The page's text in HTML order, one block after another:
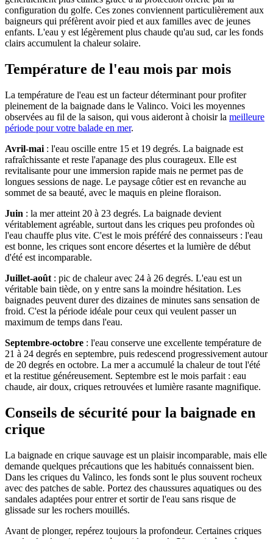
configuration du golfe. Ces zones conviennent particulièrement aux
baigneurs qui préfèrent avoir pied et aux familles avec de jeunes
enfants. L'eau y est légèrement plus chaude qu'au sud, car les fonds
clairs accumulent la chaleur solaire.
Température de l'eau mois par mois
La température de l'eau est un facteur déterminant pour profiter
pleinement de la baignade dans le Valinco. Voici les moyennes
observées au fil de la saison, qui vous aideront à choisir la meilleure
période pour votre balade en mer.
Avril-mai : l'eau oscille entre 15 et 19 degrés. La baignade est
rafraîchissante et reste l'apanage des plus courageux. Elle est
revitalisante pour une immersion rapide mais ne permet pas de
longues sessions de nage. Le paysage côtier est en revanche au
sommet de sa beauté, avec le maquis en pleine floraison.
Juin : la mer atteint 20 à 23 degrés. La baignade devient
véritablement agréable, surtout dans les criques peu profondes où
l'eau chauffe plus vite. C'est le mois préféré des connaisseurs : l'eau
est bonne, les criques sont encore désertes et la lumière de début
d'été est incomparable.
Juillet-août : pic de chaleur avec 24 à 26 degrés. L'eau est un
véritable bain tiède, on y entre sans la moindre hésitation. Les
baignades peuvent durer des dizaines de minutes sans sensation de
froid. C'est la période idéale pour ceux qui veulent passer un
maximum de temps dans l'eau.
Septembre-octobre : l'eau conserve une excellente température de
21 à 24 degrés en septembre, puis redescend progressivement autour
de 20 degrés en octobre. La mer a accumulé la chaleur de tout l'été
et la restitue généreusement. Septembre est le mois parfait : eau
chaude, air doux, criques retrouvées et lumière rasante magnifique.
Conseils de sécurité pour la baignade en
crique
La baignade en crique sauvage est un plaisir incomparable, mais elle
demande quelques précautions que les habitués connaissent bien.
Dans les criques du Valinco, les fonds sont le plus souvent rocheux
avec des patches de sable. Portez des chaussures aquatiques ou des
sandales adaptées pour entrer et sortir de l'eau sans risque de
glissade sur les rochers mouillés.
Avant de plonger, repérez toujours la profondeur. Certaines criques